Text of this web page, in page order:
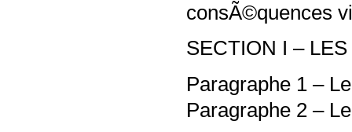
consÃ©quences
SECTION I –
Paragraphe 1 –
Paragraphe 2 –